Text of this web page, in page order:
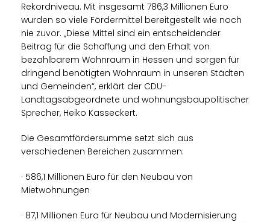
Rekordniveau. Mit insgesamt 786,3 Millionen Euro
wurden so viele Fördermittel bereitgestellt wie noch
nie zuvor. „Diese Mittel sind ein entscheidender
Beitrag für die Schaffung und den Erhalt von
bezahlbarem Wohnraum in Hessen und sorgen für
dringend benötigten Wohnraum in unseren Städten
und Gemeinden“, erklärt der CDU-
Landtagsabgeordnete und wohnungsbaupolitischer
Sprecher, Heiko Kasseckert.
Die Gesamtfördersumme setzt sich aus
verschiedenen Bereichen zusammen:
· 586,1 Millionen Euro für den Neubau von
Mietwohnungen
· 87,1 Millionen Euro für Neubau und Modernisierung